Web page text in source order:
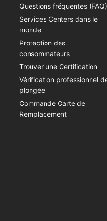
Questions fréquentes (FAQ)
Services Centers dans le
monde
Protection des
consommateurs
Trouver une Certification
Vérification professionnel
plongée
Commande Carte de
Remplacement